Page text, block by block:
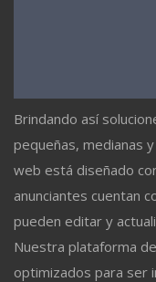
Brindando así
pequeñas, medianas
web está diseñado
anunciantes cuentan
pueden editar y
Nuestra plataforma
optimizados para ser